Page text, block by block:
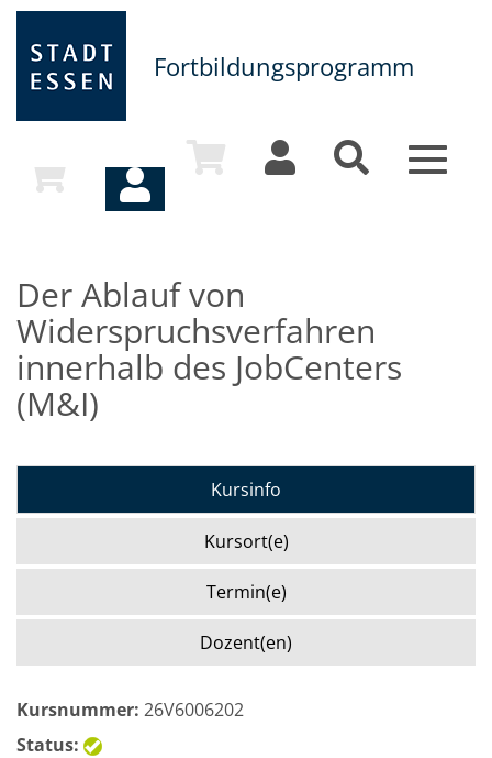
Fortbildungsprogramm
Toggle
Der Ablauf von
Widerspruchsverfahren
innerhalb des JobCenters
(M&I)
Kursinfo
Kursort(e)
Termin(e)
Dozent(en)
Kursnummer: 26V6006202
Status: